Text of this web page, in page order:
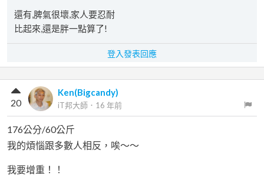
還有,脾氣很壞,家人要忍耐
比起來,還是胖一點算了!
登入發表回應
Ken(Bigcandy)
iT邦大師 ． 16 年前
20
176公分/60公斤
我的煩惱跟多數人相反，唉～～
我要增重！！